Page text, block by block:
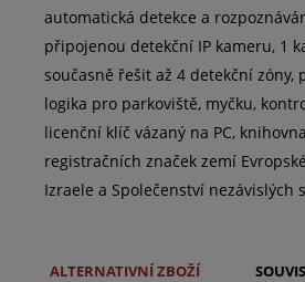
automatická detekce a
připojenou detekční IP kameru, 1
současně řešit až 4 detekční zóny,
logika pro parkoviště, myčku,
licenční klíč vázaný na PC,
registračních značek zemí
Izraele a Společenství nezávislých
ALTERNATIVNÍ ZBOŽÍ